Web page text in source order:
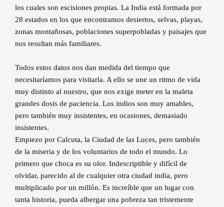
los cuales son escisiones propias. La India está formada por
28 estados en los que encontramos desiertos, selvas, playas,
zonas montañosas, poblaciones superpobladas y paisajes que
nos resultan más familiares.
Todos estos datos nos dan medida del tiempo que
necesitaríamos para visitarla. A ello se une un ritmo de vida
muy distinto al nuestro, que nos exige meter en la maleta
grandes dosis de paciencia. Los indios son muy amables,
pero también muy insistentes, en ocasiones, demasiado
insistentes.
Empiezo por Calcuta, la Ciudad de las Luces, pero también
de la miseria y de los voluntarios de todo el mundo. Lo
primero que choca es su olor. Indescriptible y difícil de
olvidar, parecido al de cualquier otra ciudad india, pero
multiplicado por un millón. Es increíble que un lugar con
tanta historia, pueda albergar una pobreza tan tristemente